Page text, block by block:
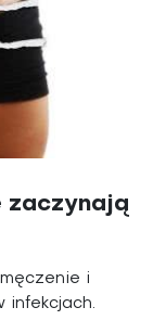
zaczynają
i
infekcjach.